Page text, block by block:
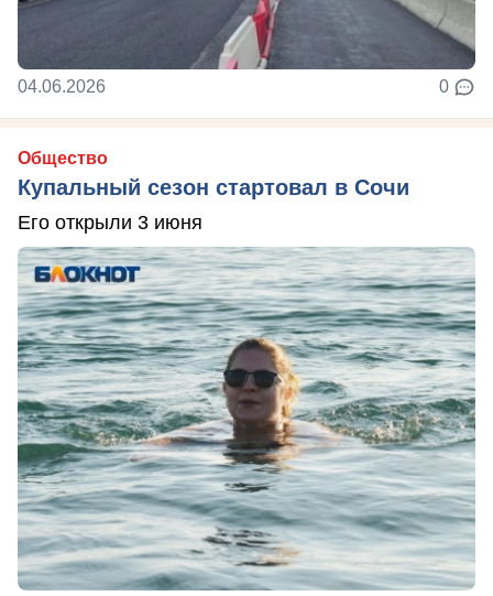
04.06.2026 0
Общество
Купальный сезон стартовал в Сочи
Его открыли 3 июня